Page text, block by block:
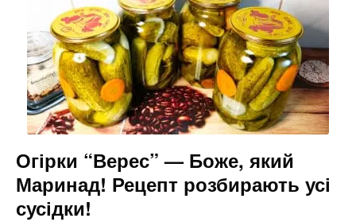
Огірки “Верес” — Боже, який
Маринад! Рецепт розбирають усі
сусідки!